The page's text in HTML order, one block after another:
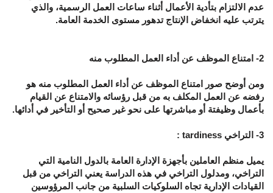
عدم الالتزام بتأدية الأعمال أثناء ساعات العمل الرسمية، والذي
يترتب عليه انخفاض الإنتاج تدهور مستوى الخدمة العامة.
2- امتناع الموظف عن أداء العمل المطلوب منه
ومن أوضح صور امتناع الموظف عن أداء العمل المطلوب منه هو
رفضه عن العمل المكلف به من قبل رؤسائه والامتناع عن القيام
بأعمال وظيفتة أو مباشرتها على نحو غير صحيح أو التأخير في أدائها.
3- التراخي tardiness :
يميل منظم العاملين بأجهزة الإدارة العامة بالدول النامية التي
التراخي، ومدلول التراخي في هذه الدراسة يعني التراخي من قبل
القيادات الإدارية تجاه السلوكيات السلبية من جانب المرؤوسين